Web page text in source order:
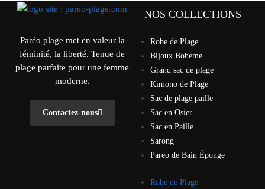
Paréo plage met en valeur la
féminité, la liberté. Tenue de
plage parfaite pour une femme
moderne.
Contactez-nous
NOS COLLECTIONS
Robe de Plage
Bijoux Boheme
Grand sac de plage
Kimono de Plage
Sac de plage paille
Sac en Osier
Sac en Paille
Sarong
Pareo de Bain Éponge
Robe de Plage